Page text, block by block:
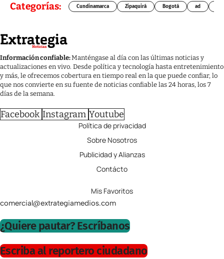
Categorías: Cundinamarca Zipaquirá Bogotá ad
Información confiable:Manténgase al día con las últimas noticias y
actualizaciones en vivo. Desde política y tecnología hasta entretenimiento
y más, le ofrecemos cobertura en tiempo real en la que puede confiar, lo
que nos convierte en su fuente de noticias confiable las 24 horas, los 7
días de la semana.
Facebook Instagram Youtube
Política de privacidad
Sobre Nosotros
Publicidad y Alianzas
Contácto
Mis Favoritos
comercial@extrategiamedios.com
¿Quiere pautar? Escríbanos
Escriba al reportero ciudadano